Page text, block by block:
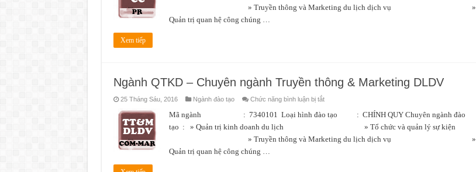
Quan
» Truyền thông và Marketing du lịch dịch vụ »
Quản trị quan hệ công chúng …
Xem tiếp
Ngành QTKD – Chuyên ngành Truyền thông & Marketing DLDV
25 Tháng Sáu, 2016 Ngành đào tạo Chức năng bình luận bị tắtở
QTKD
–
Truyền
Mã ngành : 7340101 Loại hình đào tạo : CHÍNH QUY Chuyên ngành đào
tạo : » Quản trị kinh doanh du lịch » Tổ chức và quản lý sự kiện
» Truyền thông và Marketing du lịch dịch vụ »
Quản trị quan hệ công chúng …